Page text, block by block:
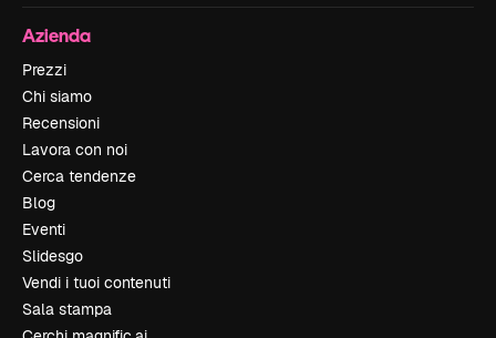
Azienda
Prezzi
Chi siamo
Recensioni
Lavora con noi
Cerca tendenze
Blog
Eventi
Slidesgo
Vendi i tuoi contenuti
Sala stampa